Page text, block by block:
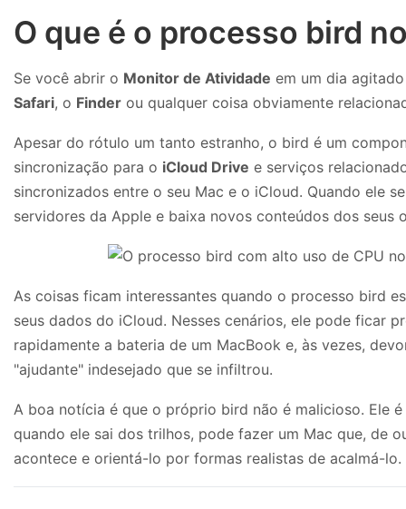
O que é o processo bird
Se você abrir o Monitor de Atividade em um dia
Safari, o Finder ou qualquer coisa obviamente
Apesar do rótulo um tanto estranho, o bird é um
sincronização para o iCloud Drive e serviços
sincronizados entre o seu Mac e o iCloud. Quando ele
servidores da Apple e baixa novos conteúdos dos seus
As coisas ficam interessantes quando o processo bird
seus dados do iCloud. Nesses cenários, ele pode ficar
rapidamente a bateria de um MacBook e, às vezes,
"ajudante" indesejado que se infiltrou.
A boa notícia é que o próprio bird não é malicioso. Ele
quando ele sai dos trilhos, pode fazer um Mac que, de
acontece e orientá-lo por formas realistas de acalmá-lo.